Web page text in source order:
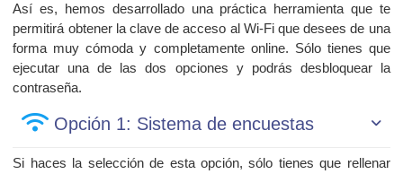
Así es, hemos desarrollado una práctica herramienta que te
permitirá obtener la clave de acceso al Wi-Fi que desees de una
forma muy cómoda y completamente online. Sólo tienes que
ejecutar una de las dos opciones y podrás desbloquear la
contraseña.
Opción 1: Sistema de encuestas
Si haces la selección de esta opción, sólo tienes que rellenar